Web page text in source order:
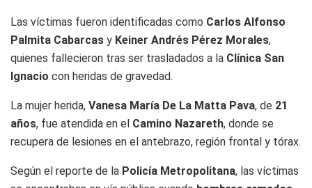
Las víctimas fueron identificadas como Carlos Alfonso
Palmita Cabarcas y Keiner Andrés Pérez Morales,
quienes fallecieron tras ser trasladados a la Clínica San
Ignacio con heridas de gravedad.
La mujer herida, Vanesa María De La Matta Pava, de 21
años, fue atendida en el Camino Nazareth, donde se
recupera de lesiones en el antebrazo, región frontal y tórax.
Según el reporte de la Policía Metropolitana, las víctimas